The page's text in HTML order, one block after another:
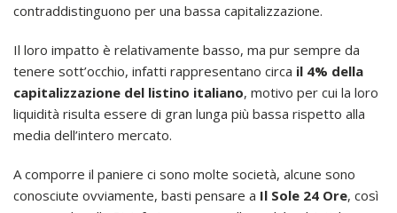
contraddistinguono per una bassa capitalizzazione.
Il loro impatto è relativamente basso, ma pur sempre da
tenere sott’occhio, infatti rappresentano circa il 4% della
capitalizzazione del listino italiano, motivo per cui la loro
liquidità risulta essere di gran lunga più bassa rispetto alla
media dell’intero mercato.
A comporre il paniere ci sono molte società, alcune sono
conosciute ovviamente, basti pensare a Il Sole 24 Ore, così